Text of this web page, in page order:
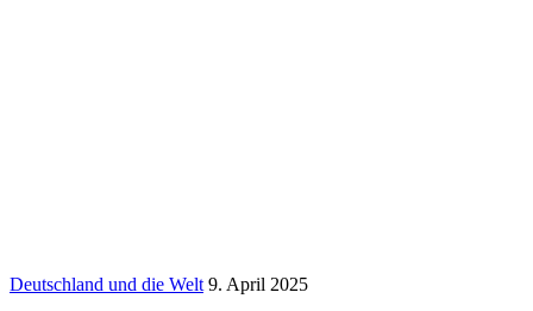
Deutschland und die Welt 9. April 2025